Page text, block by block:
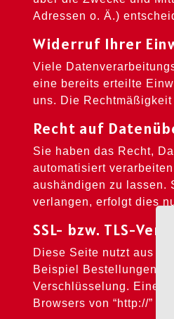
Adressen o. Ä.)
Widerruf Ihrer
Viele
eine bereits erteilte
uns. Die
Recht auf
Sie haben das Recht,
automatisiert
aushändigen zu lassen.
verlangen, erfolgt dies
SSL- bzw. TLS-
Diese Seite nutzt aus
Beispiel Bestellungen
Verschlüsselung. Eine
Browsers von “http://”